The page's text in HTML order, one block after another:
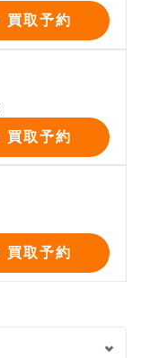
買取予約
買取予約
買取予約